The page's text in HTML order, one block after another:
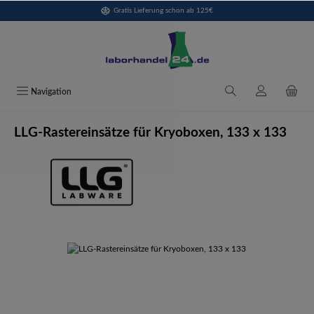
Gratis Lieferung schon ab 125€
Navigation
LLG-Rastereinsätze für Kryoboxen, 133 x 133
Bildergalerie überspringen